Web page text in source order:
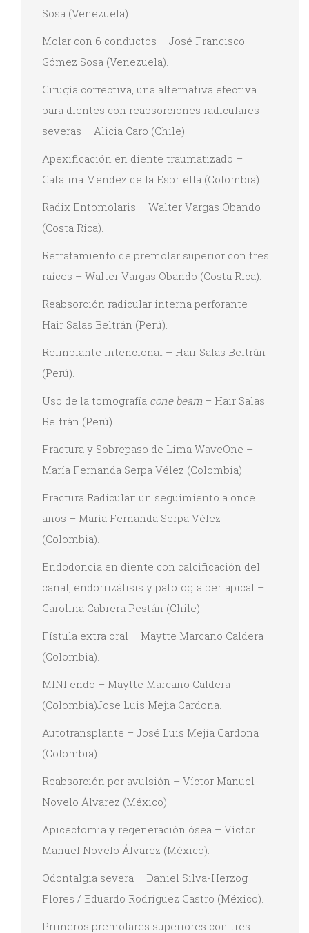
Sosa (Venezuela).
Molar con 6 conductos – José Francisco
Gómez Sosa (Venezuela).
Cirugía correctiva, una alternativa efectiva
para dientes con reabsorciones radiculares
severas – Alicia Caro (Chile).
Apexificación en diente traumatizado –
Catalina Mendez de la Espriella (Colombia).
Radix Entomolaris – Walter Vargas Obando
(Costa Rica).
Retratamiento de premolar superior con tres
raíces – Walter Vargas Obando (Costa Rica).
Reabsorción radicular interna perforante –
Hair Salas Beltrán (Perú).
Reimplante intencional – Hair Salas Beltrán
(Perú).
Uso de la tomografía cone beam – Hair Salas
Beltrán (Perú).
Fractura y Sobrepaso de Lima WaveOne –
María Fernanda Serpa Vélez (Colombia).
Fractura Radicular: un seguimiento a once
años – María Fernanda Serpa Vélez
(Colombia).
Endodoncia en diente con calcificación del
canal, endorrizálisis y patología periapical –
Carolina Cabrera Pestán (Chile).
Fístula extra oral – Maytte Marcano Caldera
(Colombia).
MINI endo – Maytte Marcano Caldera
(Colombia)Jose Luis Mejia Cardona.
Autotransplante – José Luis Mejía Cardona
(Colombia).
Reabsorción por avulsión – Víctor Manuel
Novelo Álvarez (México).
Apicectomía y regeneración ósea – Víctor
Manuel Novelo Álvarez (México).
Odontalgia severa – Daniel Silva-Herzog
Flores / Eduardo Rodríguez Castro (México).
Primeros premolares superiores con tres